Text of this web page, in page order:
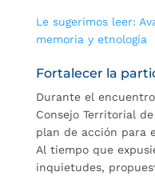
Le sugerimos leer:
memoria y etnología
Fortalecer la
Durante el
Consejo Territorial
plan de acción para
Al tiempo que
inquietudes,